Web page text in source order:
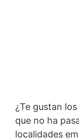
¿Te gustan
que no ha
localidades